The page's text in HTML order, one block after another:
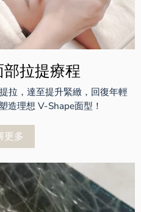
拉提療程
拉，達至提升緊緻，回復年輕
造理想 V-Shape面型！
更多